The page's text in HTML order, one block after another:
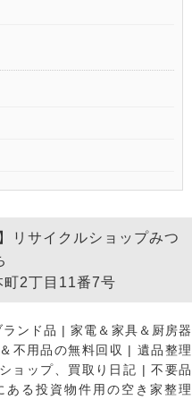
サイクルショップみつ
町2丁目11番7号
ンド品 |家電＆家具＆厨房器
不用品の無料回収 | 遺品整理
ョップ、買取り日記 |不要品
ある投資物件用の空き家整理